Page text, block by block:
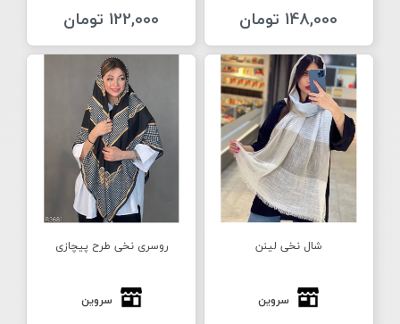
148,000 تومان 122,000 تومان
شال نخی لینن
سروین
روسری نخی طرح پیچازی
سروین